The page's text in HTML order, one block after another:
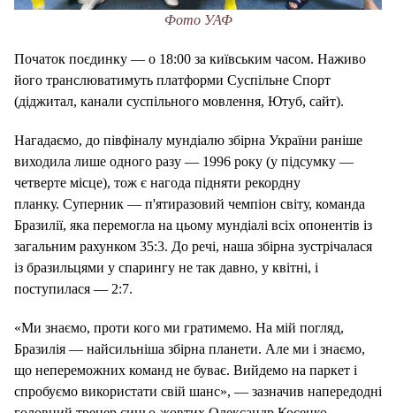
Фото УАФ
Початок поєдинку — о 18:00 за київським часом. Наживо
його транслюватимуть платформи Суспільне Спорт
(діджитал, канали суспільного мовлення, Ютуб, сайт).
Нагадаємо, до півфіналу мундіалю збірна України раніше
виходила лише одного разу — 1996 року (у підсумку —
четверте місце), тож є нагода підняти рекордну
планку. Суперник — п'ятиразовий чемпіон світу, команда
Бразилії, яка перемогла на цьому мундіалі всіх опонентів із
загальним рахунком 35:3. До речі, наша збірна зустрічалася
із бразильцями у спарингу не так давно, у квітні, і
поступилася — 2:7.
«Ми знаємо, проти кого ми гратимемо. На мій погляд,
Бразилія — найсильніша збірна планети. Але ми і знаємо,
що непереможних команд не буває. Вийдемо на паркет і
спробуємо використати свій шанс», — зазначив напередодні